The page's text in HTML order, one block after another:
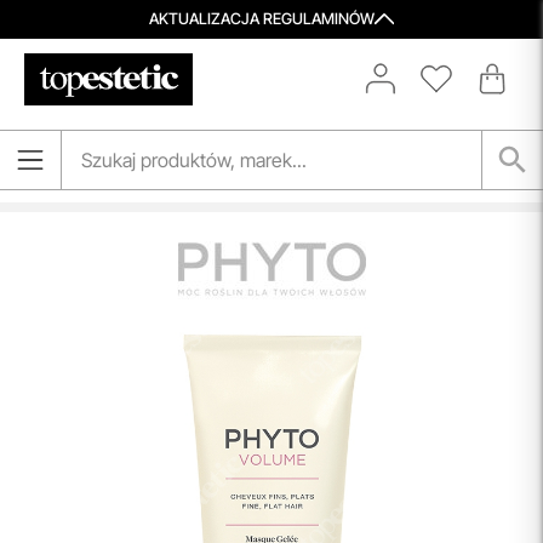
AKTUALIZACJA REGULAMINÓW
Spersonalizowane Próbki
kosmetyków, dopasowane do indywidualnych potrzeb
pielęgnacji w najlepszym wydaniu — świadomie, z troską o
Ciebie i Twoją skórę.
Nowa jakość pielęgnacji z Topestetic! Skorzystaj z
indywidualnej konsultacji
kosmetologicznej, która
pomoże Ci dobrać idealne produkty do potrzeb Twojej
skóry. Zaufaj naszym specjalistom i zadbaj o swoją cerę jak